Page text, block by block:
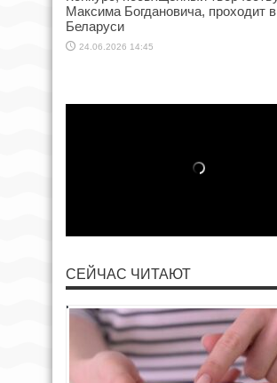
Максима Богдановича, проходит в
Беларуси
24.06.2026 14:45
СЕЙЧАС ЧИТАЮТ